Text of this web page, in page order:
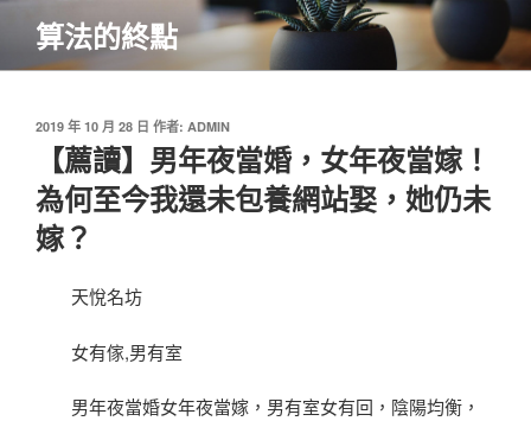
主
算法的終點
發
2019 年 10 月 28 日 作者: ADMIN
【薦讀】男年夜當婚，女年夜當嫁！
為何至今我還未包養網站娶，她仍未
嫁？
天悅名坊
女有傢,男有室
男年夜當婚女年夜當嫁，男有室女有回，陰陽均衡，